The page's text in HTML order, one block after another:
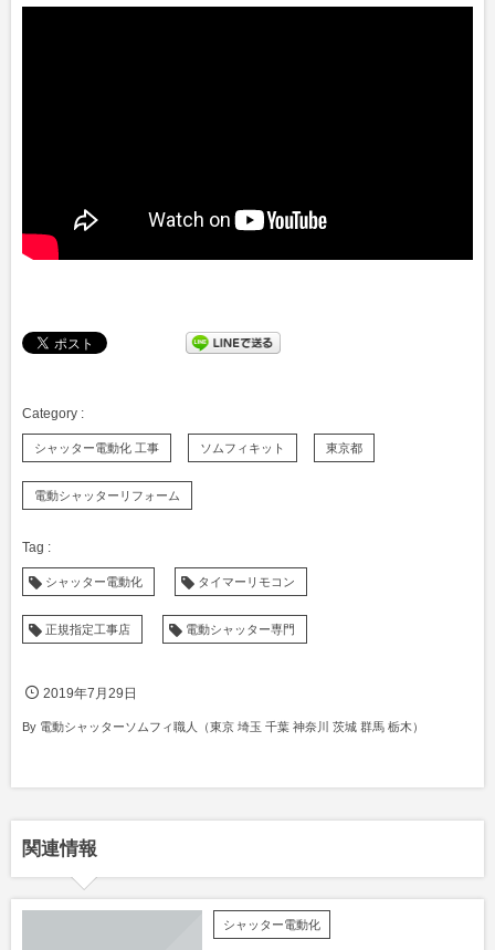
シャッター電動化 工事 ソムフィキット 東京都
電動シャッターリフォーム
シャッター電動化 タイマーリモコン
正規指定工事店 電動シャッター専門
2019年7月29日
By 電動シャッターソムフィ職人（東京 埼玉 千葉 神奈川 茨城 群馬 栃木）
関連情報
シャッター電動化